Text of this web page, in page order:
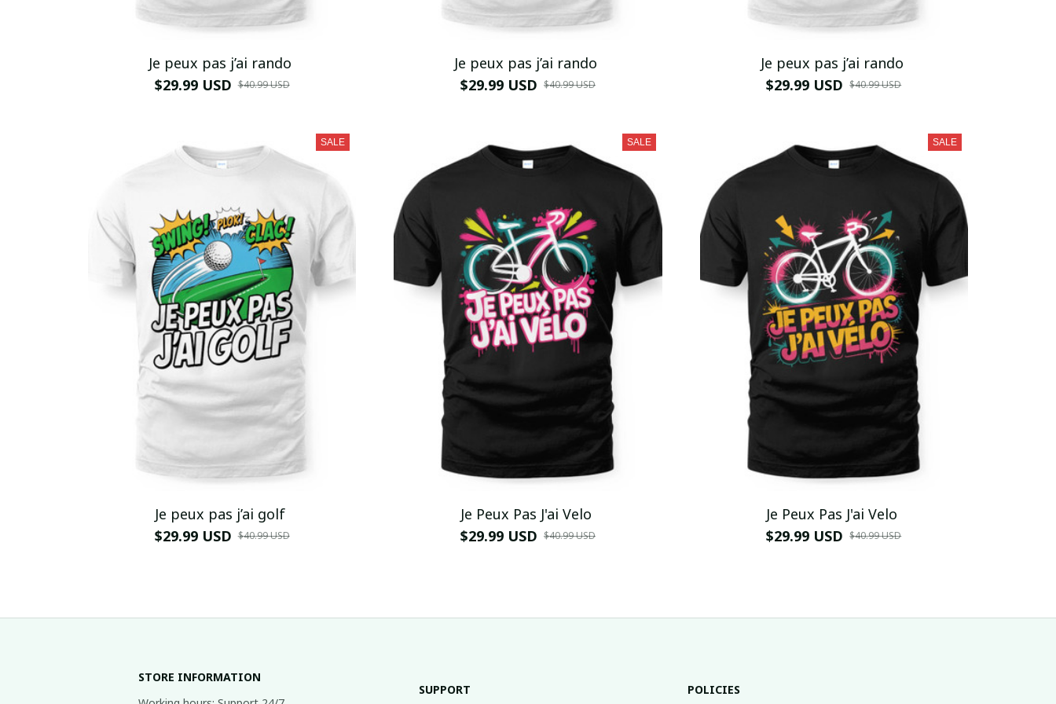
Je peux pas j’ai rando
$29.99 USD $40.99 USD
Je peux pas j’ai rando
$29.99 USD $40.99 USD
Je peux pas j’ai rando
$29.99 USD $40.99 USD
SALE
Je peux pas j’ai golf
$29.99 USD $40.99 USD
SALE
Je Peux Pas J'ai Velo
$29.99 USD $40.99 USD
SALE
Je Peux Pas J'ai Velo
$29.99 USD $40.99 USD
STORE INFORMATION
SUPPORT POLICIES